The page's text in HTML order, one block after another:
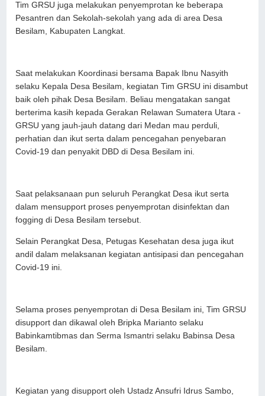
Tim GRSU juga melakukan penyemprotan ke beberapa
Pesantren dan Sekolah-sekolah yang ada di area Desa
Besilam, Kabupaten Langkat.
Saat melakukan Koordinasi bersama Bapak Ibnu Nasyith
selaku Kepala Desa Besilam, kegiatan Tim GRSU ini disambut
baik oleh pihak Desa Besilam. Beliau mengatakan sangat
berterima kasih kepada Gerakan Relawan Sumatera Utara -
GRSU yang jauh-jauh datang dari Medan mau perduli,
perhatian dan ikut serta dalam pencegahan penyebaran
Covid-19 dan penyakit DBD di Desa Besilam ini.
Saat pelaksanaan pun seluruh Perangkat Desa ikut serta
dalam mensupport proses penyemprotan disinfektan dan
fogging di Desa Besilam tersebut.
Selain Perangkat Desa, Petugas Kesehatan desa juga ikut
andil dalam melaksanan kegiatan antisipasi dan pencegahan
Covid-19 ini.
Selama proses penyemprotan di Desa Besilam ini, Tim GRSU
disupport dan dikawal oleh Bripka Marianto selaku
Babinkamtibmas dan Serma Ismantri selaku Babinsa Desa
Besilam.
Kegiatan yang disupport oleh Ustadz Ansufri Idrus Sambo,